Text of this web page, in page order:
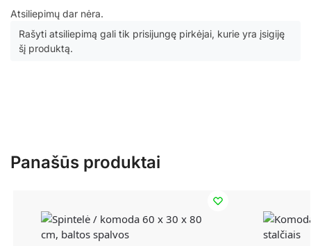
Atsiliepimų dar nėra.
Rašyti atsiliepimą gali tik prisijungę pirkėjai, kurie yra įsigiję
šį produktą.
Panašūs produktai